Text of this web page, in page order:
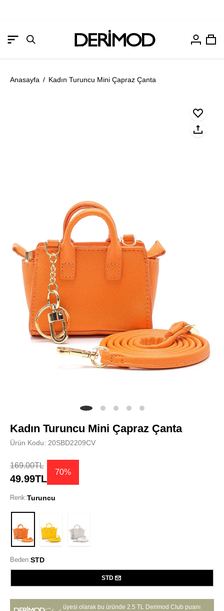
GezinmeArama
Hesabım
Anasayfa / Kadın Turuncu Mini Çapraz Çanta
Kadın Turuncu Mini Çapraz Çanta
Ürün Kodu: 20SBD2209CV
169.00TL
49.99TL
70%
Renk:Turuncu
Turuncu
Beden:STD
STD
üyesi olarak bu üründe 2.5 TL Derimod Club puanı